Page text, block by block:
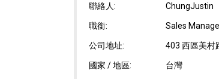
聯絡人: ChungJustin
職銜: Sales
公司地址: 403 西區美村
國家 / 地區: 台灣